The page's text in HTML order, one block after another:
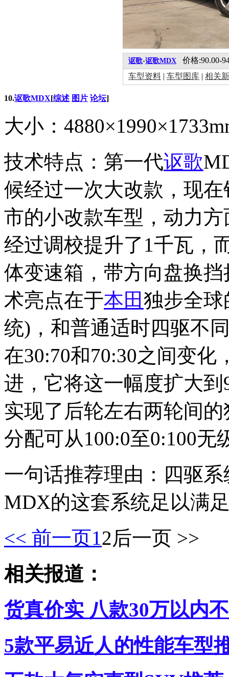
讴歌-讴歌MDX 价格:90.00-
车型资料 | 车型图库 | 相关
10.讴歌MDX[综述 图片 论坛]
大小：
技术特点：第一代讴歌
候经过一次大改款，现
市的小改款车型，动力
经过调校提升了1千瓦，
体变速箱，带方向盘换
术亮点在于本田 独步全球
统)，和普通适时四驱不
在30:70和70:30之间变
进，它将这一幅度扩大
实现了后轮左右两轮间
分配可从100:0至0:100无
一句话推荐理由：四驱
MDX的这套系统足以满
<< 前一页12后一页 >>
相关报道：
货真价实 八款30万以内
5款平易近人的性能车型